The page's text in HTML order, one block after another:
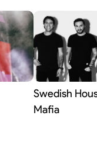
Swedish
Mafia